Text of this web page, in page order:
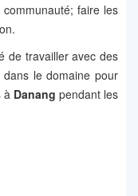
faire les
de travailler avec des
le domaine pour
à Danang pendant les